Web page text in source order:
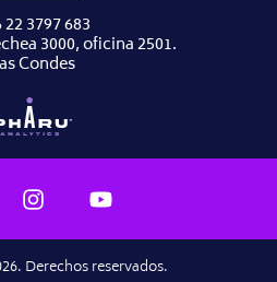
22 3797 683
3000, oficina 2501.
Condes
Derechos reservados.